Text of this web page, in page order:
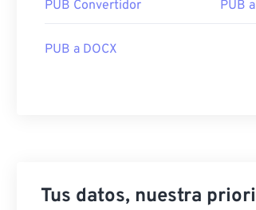
PUB Convertidor PUB
PUB a DOCX
Tus datos, nuestra